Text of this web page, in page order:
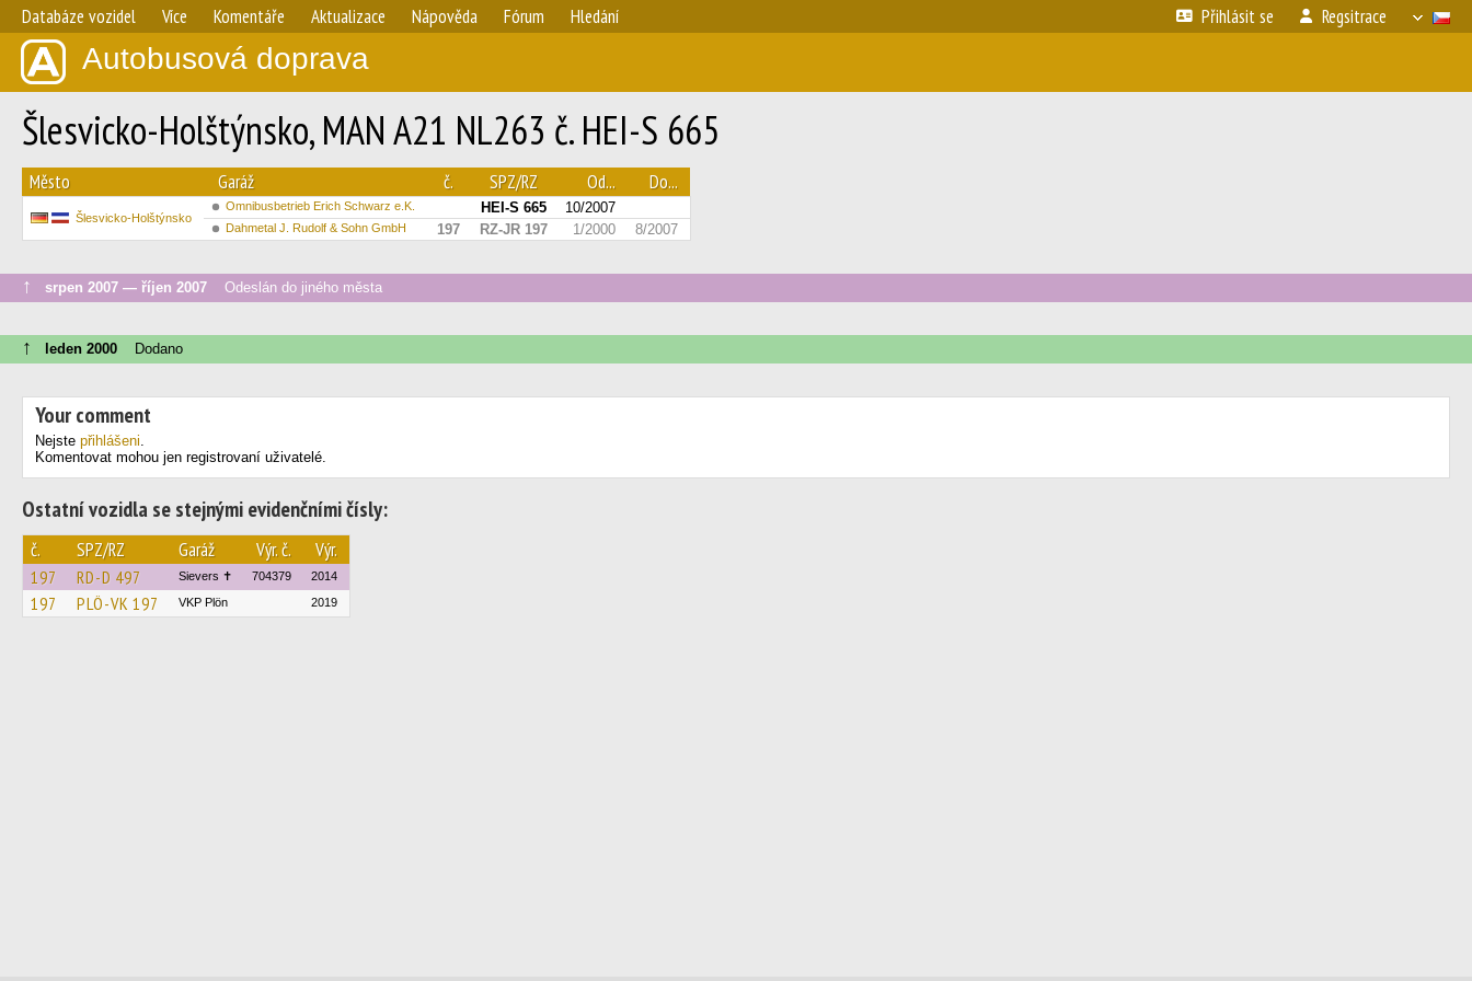
Databáze vozidel Více Komentáře Aktualizace Nápověda Fórum Hledání Přihlásit se Regsitrace
Autobusová doprava
Šlesvicko-Holštýnsko, MAN A21 NL263 č. HEI-S 665
Město Garáž č. SPZ/RZ Od... Do...
Šlesvicko-Holštýnsko
Omnibusbetrieb Erich Schwarz e.K. HEI-S 665 10/2007
Dahmetal J. Rudolf & Sohn GmbH 197 RZ-JR 197 1/2000 8/2007
↑ srpen 2007 — říjen 2007 Odeslán do jiného města
↑ leden 2000 Dodano
Your comment
Nejste přihlášeni.
Komentovat mohou jen registrovaní uživatelé.
Ostatní vozidla se stejnými evidenčními čísly:
č. SPZ/RZ Garáž Výr. č. Výr.
197 RD-D 497 Sievers ✝ 704379 2014
197 PLÖ-VK 197 VKP Plön 2019